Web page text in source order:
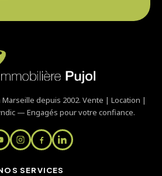
depuis 2002. Vente | Location |
— Engagés pour votre confiance.
SERVICES